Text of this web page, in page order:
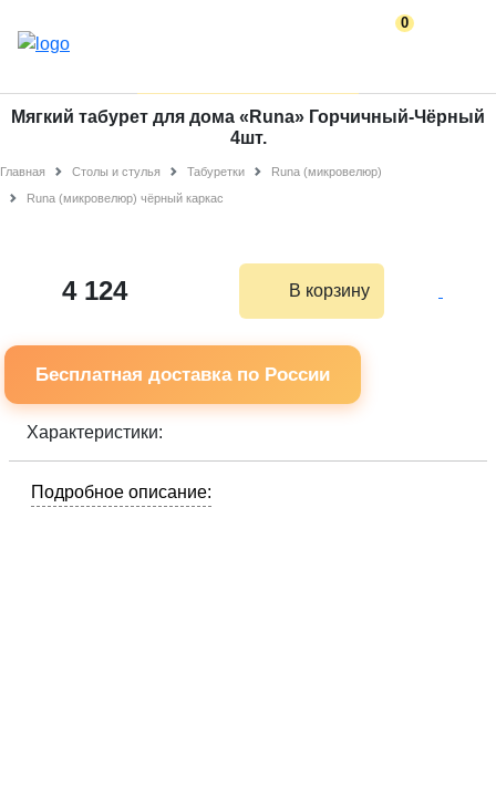
0
Мягкий табурет для дома «Runa» Горчичный-Чёрный
4шт.
Главная Столы и стулья Табуретки
Runa (микровелюр)
Runa (микровелюр) чёрный каркас
4 124 В корзину
Бесплатная доставка по России
Характеристики:
Подробное описание: